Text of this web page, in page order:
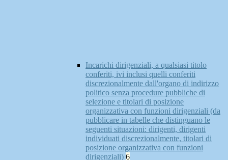
Incarichi dirigenziali, a qualsiasi titolo
conferiti, ivi inclusi quelli conferiti
discrezionalmente dall'organo di indirizzo
politico senza procedure pubbliche di
selezione e titolari di posizione
organizzativa con funzioni dirigenziali (da
pubblicare in tabelle che distinguano le
seguenti situazioni: dirigenti, dirigenti
individuati discrezionalmente, titolari di
posizione organizzativa con funzioni
dirigenziali) 6